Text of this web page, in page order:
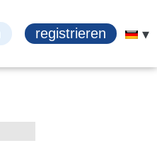
registrieren